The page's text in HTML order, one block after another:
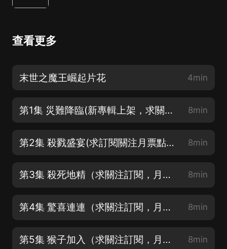
查看更多
末世之魔王崛起片花 4min
第1集 災難降臨(新專輯上架，求關注訂閱，月票點讚) 8min
第2集 殺戮盛宴(求訂閱關注月票點讚) 8min
第3集 殺死地精（求關注訂閱，月票點讚） 8min
第4集 驚喜連連（求關注訂閱，月票點讚） 8min
第5集 猴子加入（求關注訂閱，月票點讚） 8min